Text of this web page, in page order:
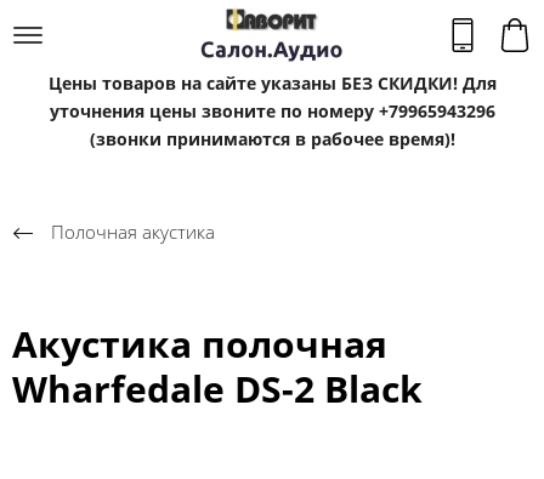
Цены товаров на сайте указаны БЕЗ СКИДКИ! Для
уточнения цены звоните по номеру +79965943296
(звонки принимаются в рабочее время)!
Полочная акустика
Акустика полочная
Wharfedale DS-2 Black